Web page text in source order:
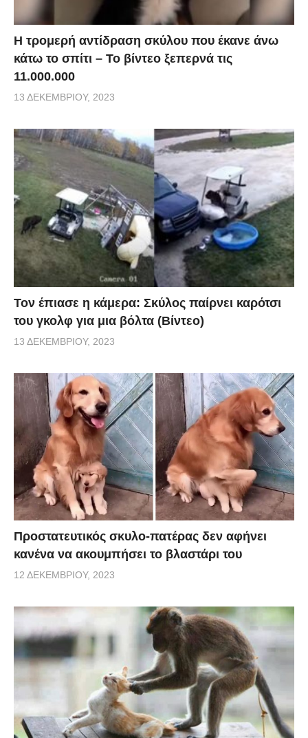
Η τρομερή αντίδραση σκύλου που έκανε άνω
κάτω το σπίτι – Το βίντεο ξεπερνά τις
11.000.000
13 ΔΕΚΕΜΒΡΊΟΥ, 2023
Τον έπιασε η κάμερα: Σκύλος παίρνει καρότσι
του γκολφ για μια βόλτα (Βίντεο)
13 ΔΕΚΕΜΒΡΊΟΥ, 2023
Προστατευτικός σκυλο-πατέρας δεν αφήνει
κανένα να ακουμπήσει το βλαστάρι του
12 ΔΕΚΕΜΒΡΊΟΥ, 2023